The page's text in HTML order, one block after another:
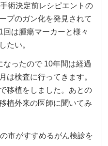
術決定前レシピエントの
プのガン化を発見されて
は腫瘍マーカーと様々
たい。
ったので 10年間は経過
は検査に行ってきます。
移植をしました。あとの
植外来の医師に聞いてみ
市がすすめるがん検診を